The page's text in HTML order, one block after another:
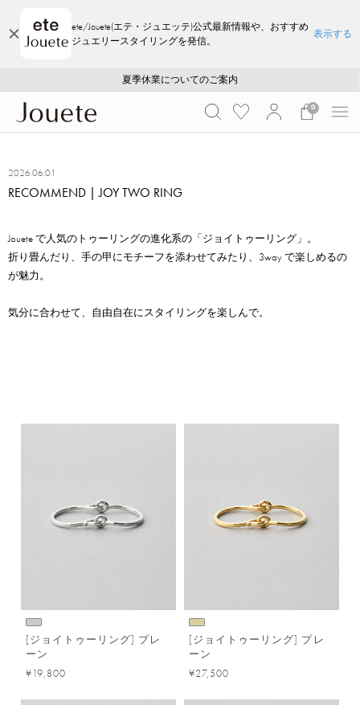
ete/Jouete(エテ・ジュエッテ)公式最新情報や、おすすめ
ジュエリースタイリングを発信。
表示する
採用のご案内
ご注文いただいたお品物のお届け状況について
夏季休業についてのご案内
WEB LIMITED ITEMS >>
採用のご案内
ご注文いただいたお品物のお届け状況について
0
2026.06.01
RECOMMEND | JOY TWO RING
Jouete で人気のトゥーリングの進化系の「ジョイトゥーリング」。
折り畳んだり、手の甲にモチーフを添わせてみたり、3way で楽しめるの
が魅力。
気分に合わせて、自由自在にスタイリングを楽しんで。
[ジョイトゥーリング] プレ
ーン
¥19,800
[ジョイトゥーリング] プレ
ーン
¥27,500